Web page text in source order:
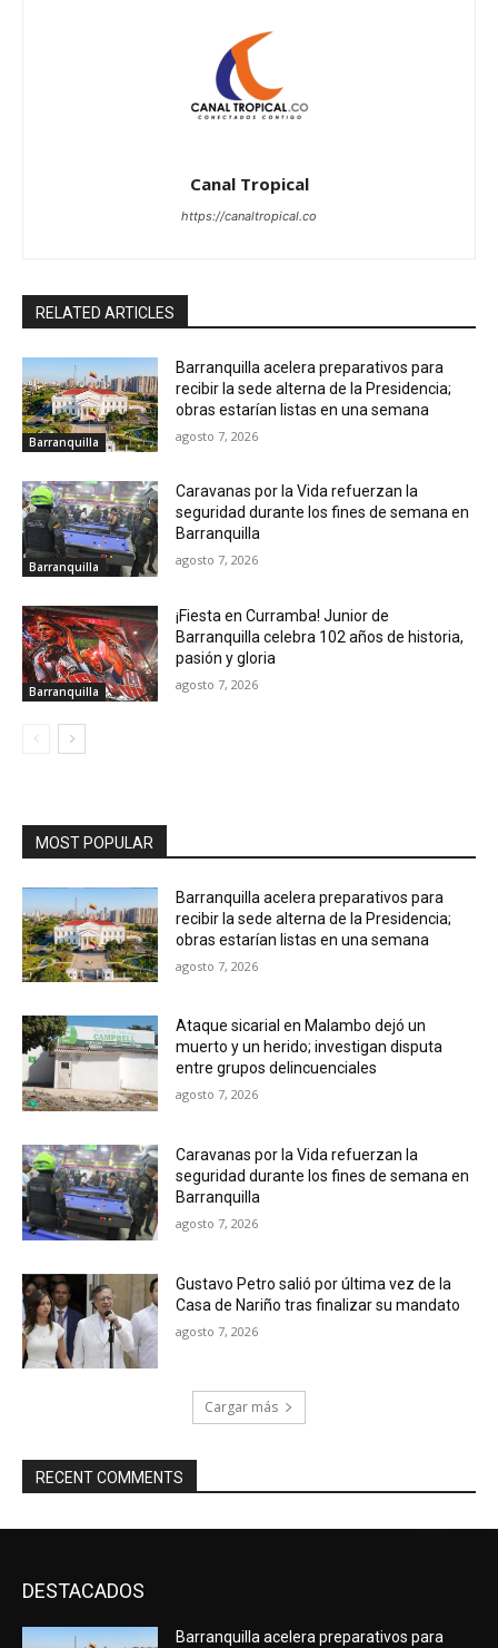
Canal Tropical
https://canaltropical.co
RELATED ARTICLES
Barranquilla
Barranquilla acelera preparativos para
recibir la sede alterna de la Presidencia;
obras estarían listas en una semana
agosto 7, 2026
Barranquilla
Caravanas por la Vida refuerzan la
seguridad durante los fines de semana en
Barranquilla
agosto 7, 2026
Barranquilla
¡Fiesta en Curramba! Junior de
Barranquilla celebra 102 años de historia,
pasión y gloria
agosto 7, 2026
MOST POPULAR
Barranquilla acelera preparativos para
recibir la sede alterna de la Presidencia;
obras estarían listas en una semana
agosto 7, 2026
Ataque sicarial en Malambo dejó un
muerto y un herido; investigan disputa
entre grupos delincuenciales
agosto 7, 2026
Caravanas por la Vida refuerzan la
seguridad durante los fines de semana en
Barranquilla
agosto 7, 2026
Gustavo Petro salió por última vez de la
Casa de Nariño tras finalizar su mandato
agosto 7, 2026
Cargar más
RECENT COMMENTS
DESTACADOS
Barranquilla acelera preparativos para